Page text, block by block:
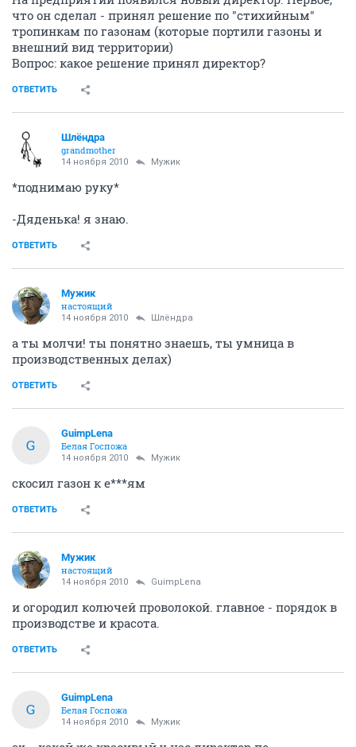
что он сделал - принял решение по "стихийным"
тропинкам по газонам (которые портили газоны и
внешний вид территории)
Вопрос: какое решение принял директор?
ОТВЕТИТЬ
Шлёндра
grandmother
14 ноября 2010 Мужик
*поднимаю руку*
-Дяденька! я знаю.
ОТВЕТИТЬ
Мужик
настоящий
14 ноября 2010 Шлёндра
а ты молчи! ты понятно знаешь, ты умница в
производственных делах)
ОТВЕТИТЬ
G
GuimpLena
Белая Госпожа
14 ноября 2010 Мужик
скосил газон к е***ям
ОТВЕТИТЬ
Мужик
настоящий
14 ноября 2010 GuimpLena
и огородил колючей проволокой. главное - порядок в
производстве и красота.
ОТВЕТИТЬ
G
GuimpLena
Белая Госпожа
14 ноября 2010 Мужик